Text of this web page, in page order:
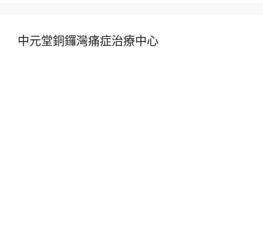
中元堂銅鑼灣痛症治療中心